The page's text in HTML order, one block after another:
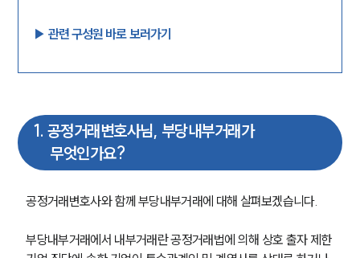
▶︎ 관련 구성원 바로 보러가기
1 . 공정거래변호사님, 부당내부거래가
무엇인가요?
공정거래변호사와 함께 부당내부거래에 대해 살펴보겠습니다.
부당내부거래에서 내부거래란 공정거래법에 의해 상호 출자 제한